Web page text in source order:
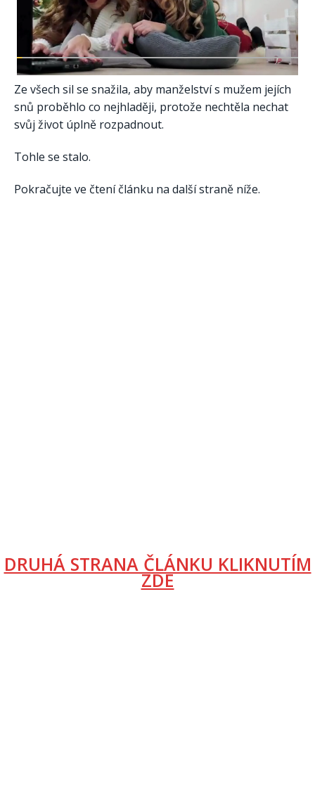
Ze všech sil se snažila, aby manželství s mužem jejích
snů proběhlo co nejhlaději, protože nechtěla nechat
svůj život úplně rozpadnout.
Tohle se stalo.
Pokračujte ve čtení článku na další straně níže.
DRUHÁ STRANA ČLÁNKU KLIKNUTÍM
ZDE